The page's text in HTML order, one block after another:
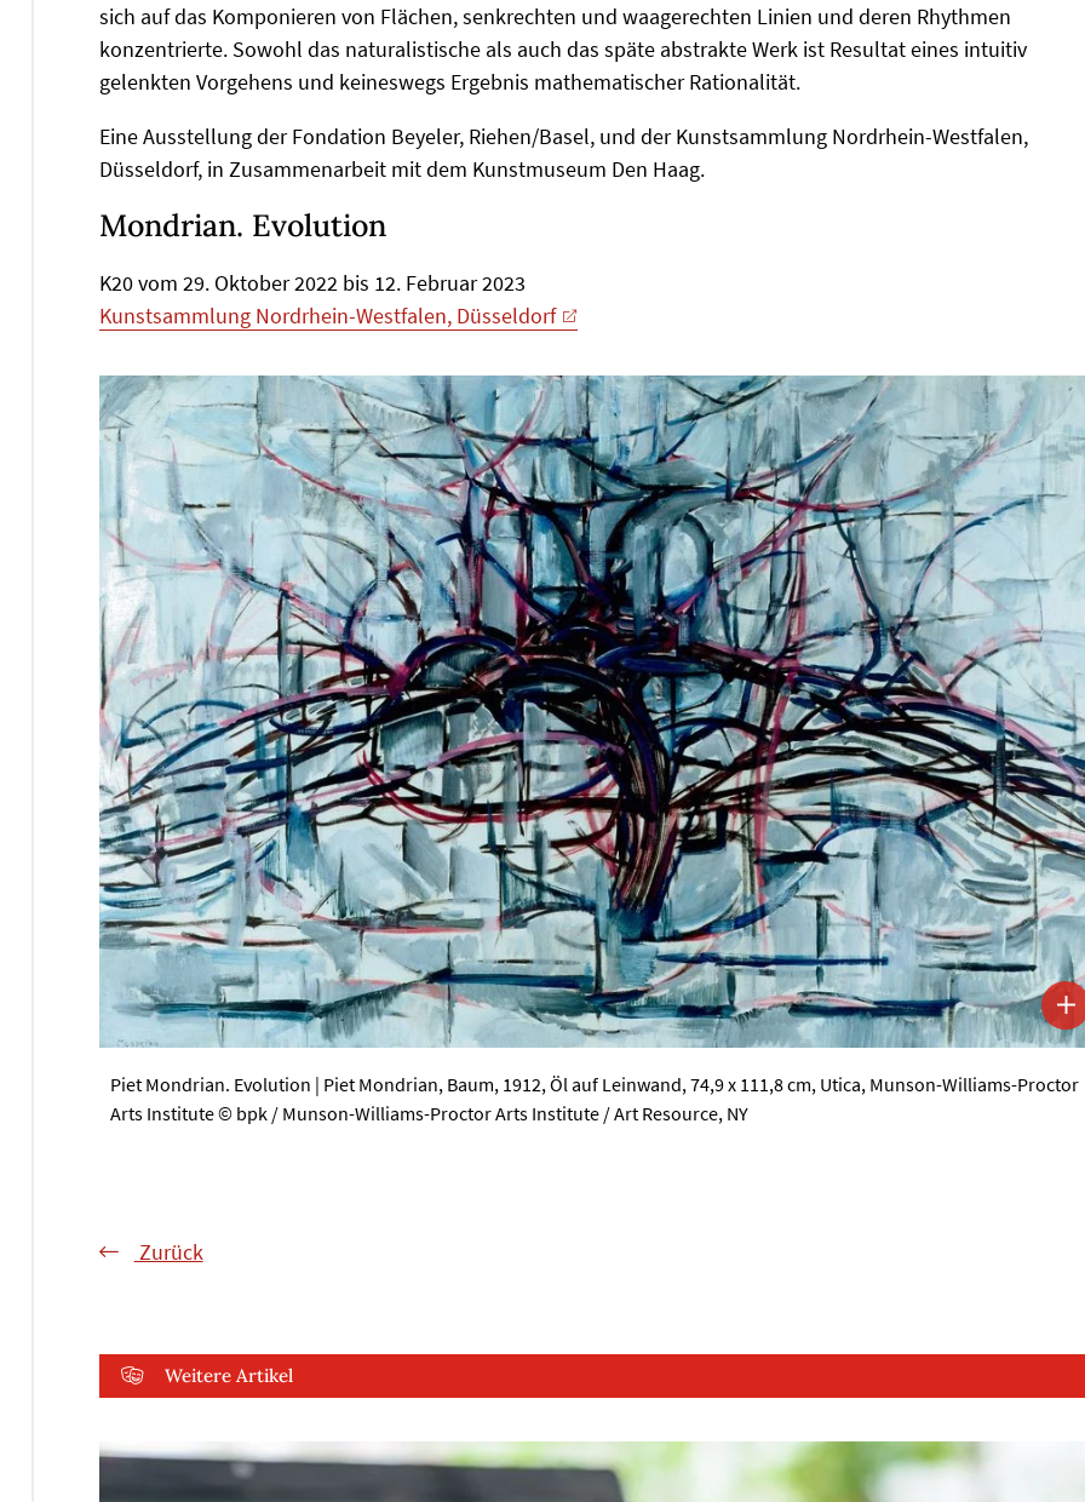
sich auf das Komponieren von Flächen, senkrechten und waagerechten Linien und deren Rhythmen
konzentrierte. Sowohl das naturalistische als auch das späte abstrakte Werk ist Resultat eines intuitiv
gelenkten Vorgehens und keineswegs Ergebnis mathematischer Rationalität.
Eine Ausstellung der Fondation Beyeler, Riehen/Basel, und der Kunstsammlung Nordrhein-Westfalen,
Düsseldorf, in Zusammenarbeit mit dem Kunstmuseum Den Haag.
Mondrian. Evolution
K20 vom 29. Oktober 2022 bis 12. Februar 2023
Kunstsammlung Nordrhein-Westfalen, Düsseldorf
Piet Mondrian. Evolution | Piet Mondrian, Baum, 1912, Öl auf Leinwand, 74,9 x 111,8 cm, Utica, Munson-Williams-Proctor
Arts Institute © bpk / Munson-Williams-Proctor Arts Institute / Art Resource, NY
Zurück
Weitere Artikel